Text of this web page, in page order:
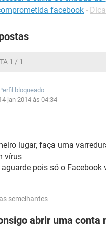
facebook -
1 / 1
bloqueado
jan 2014 às 04:34
lugar, faça uma
vírus
aguarde pois só o Facebook
semelhantes
abrir uma conta